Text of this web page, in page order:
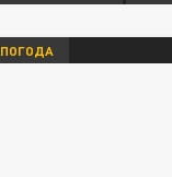
ПОГОДА